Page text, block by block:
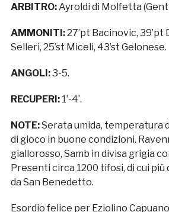
ARBITRO: Ayroldi di Molfetta
AMMONITI:27’pt Bacinovic, 39’pt
Selleri, 25’st Miceli, 43’st Gelonese.
ANGOLI:3-5.
RECUPERI: 1’-4’.
NOTE:Serata umida, temperatura
di gioco in buone condizioni.
giallorosso, Samb in divisa grigia
Presenti circa 1200 tifosi, di cui
da San Benedetto.
Esordio felice per Eziolino